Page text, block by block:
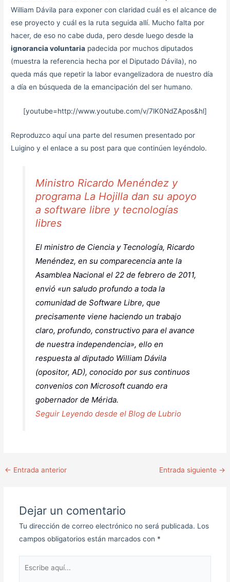
William Dávila para exponer con claridad cuál es el alcance de
ese proyecto y cuál es la ruta seguida allí. Mucho falta por
hacer, de eso no cabe duda, pero desde luego desde la
ignorancia voluntaria padecida por muchos diputados
(muestra la referencia hecha por el Diputado Dávila), no
queda más que repetir la labor evangelizadora de nuestro día
a día en búsqueda de la emancipación del ser humano.
[youtube=http://www.youtube.com/v/7lK0NdZApos&hl]
Reproduzco aquí una parte del resumen presentado por
Luigino y el enlace a su post para que continúen leyéndolo.
Ministro Ricardo Menéndez y
programa La Hojilla dan su apoyo
a software libre y tecnologías
libres
El ministro de Ciencia y Tecnología, Ricardo
Menéndez, en su comparecencia ante la
Asamblea Nacional el 22 de febrero de 2011,
envió «un saludo profundo a toda la
comunidad de Software Libre, que
precisamente viene haciendo un trabajo
claro, profundo, constructivo para el avance
de nuestra independencia», ello en
respuesta al diputado William Dávila
(opositor, AD), conocido por sus continuos
convenios con Microsoft cuando era
gobernador de Mérida.
Seguir Leyendo desde el Blog de Lubrio
← Entrada anterior Entrada siguiente →
Dejar un comentario
Tu dirección de correo electrónico no será publicada. Los
campos obligatorios están marcados con *